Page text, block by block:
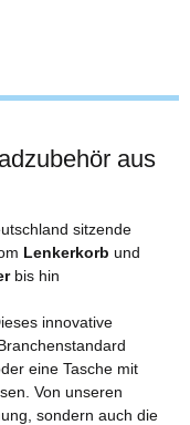
aus
sitzende
Lenkerkorb und
bis hin
innovative
eine Tasche mit
Von unseren
sondern auch die